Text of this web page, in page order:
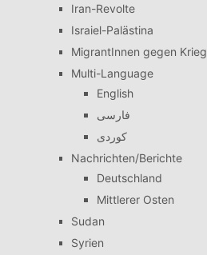
Iran-Revolte
Israiel-Palästina
MigrantInnen gegen Krieg
Multi-Language
English
فارسی
کوردی
Nachrichten/Berichte
Deutschland
Mittlerer Osten
Sudan
Syrien